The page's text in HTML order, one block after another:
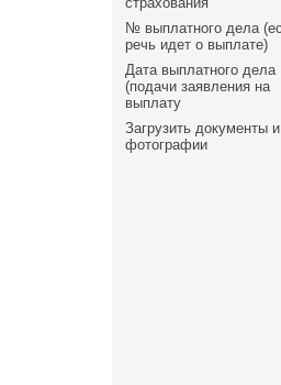
№ выплатного дела
речь идет о выплате)
Дата выплатного дела
(подачи заявления на
выплату
Загрузить документы и
фотографии